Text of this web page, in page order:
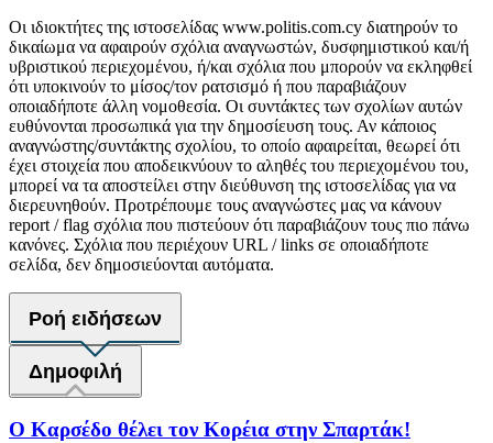
Οι ιδιοκτήτες της ιστοσελίδας www.politis.com.cy διατηρούν το
δικαίωμα να αφαιρούν σχόλια αναγνωστών, δυσφημιστικού και/ή
υβριστικού περιεχομένου, ή/και σχόλια που μπορούν να εκληφθεί
ότι υποκινούν το μίσος/τον ρατσισμό ή που παραβιάζουν
οποιαδήποτε άλλη νομοθεσία. Οι συντάκτες των σχολίων αυτών
ευθύνονται προσωπικά για την δημοσίευση τους. Αν κάποιος
αναγνώστης/συντάκτης σχολίου, το οποίο αφαιρείται, θεωρεί ότι
έχει στοιχεία που αποδεικνύουν το αληθές του περιεχομένου του,
μπορεί να τα αποστείλει στην διεύθυνση της ιστοσελίδας για να
διερευνηθούν. Προτρέπουμε τους αναγνώστες μας να κάνουν
report / flag σχόλια που πιστεύουν ότι παραβιάζουν τους πιο πάνω
κανόνες. Σχόλια που περιέχουν URL / links σε οποιαδήποτε
σελίδα, δεν δημοσιεύονται αυτόματα.
Ροή ειδήσεων
Δημοφιλή
Ο Καρσέδο θέλει τον Κορέια στην Σπαρτάκ!